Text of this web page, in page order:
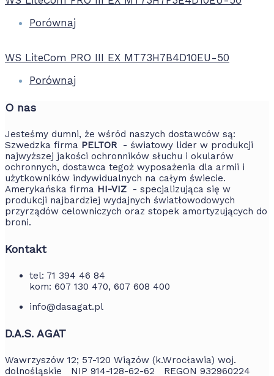
Porównaj
WS LiteCom PRO III EX MT73H7B4D10EU-50
Porównaj
O nas
Jesteśmy dumni, że wśród naszych dostawców są:
Szwedzka firma PELTOR- światowy lider w produkcji
najwyższej jakości ochronników słuchu i okularów
ochronnych, dostawca tegoż wyposażenia dla armii i
użytkowników indywidualnych na całym świecie.
Amerykańska firma HI-VIZ - specjalizująca się w
produkcji najbardziej wydajnych światłowodowych
przyrządów celowniczych oraz stopek amortyzujących do
broni.
Kontakt
tel: 71 394 46 84
kom: 607 130 470, 607 608 400
info@dasagat.pl
D.A.S. AGAT
Wawrzyszów 12; 57-120 Wiązów (k.Wrocławia) woj.
dolnośląskie NIP 914-128-62-62 REGON 932960224